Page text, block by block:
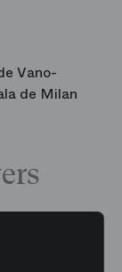
Vano-
de Milan